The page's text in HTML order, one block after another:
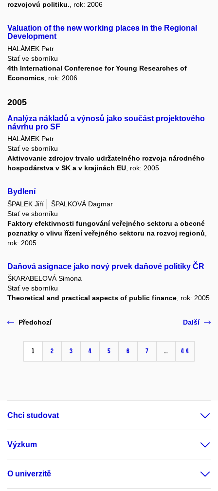
rozvojovú politiku., rok: 2006
Valuation of the new working places in the Regional
Development
HALÁMEK Petr
Stať ve sborníku
4th International Conference for Young Researches of
Economics , rok: 2006
2005
Analýza nákladů a výnosů jako součást projektového
návrhu pro SF
HALÁMEK Petr
Stať ve sborníku
Aktivovanie zdrojov trvalo udržatelného rozvoja národného
hospodárstva v SK a v krajinách EU, rok: 2005
Bydlení
ŠPALEK Jiří
ŠPALKOVÁ Dagmar
Stať ve sborníku
Faktory efektivnosti fungování veřejného sektoru a obecné
poznatky o vlivu řízení veřejného sektoru na rozvoj regionů
rok: 2005
Daňová asignace jako nový prvek daňové politiky ČR
ŠKARABELOVÁ Simona
Stať ve sborníku
Theoretical and practical aspects of public finance , rok: 2005
Předchozí
1 2 3 4 5 6 7 … 44
Další
Chci studovat
Výzkum
O univerzitě